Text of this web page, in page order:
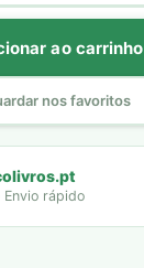
ao carrinho
nos favoritos
Envio rápido